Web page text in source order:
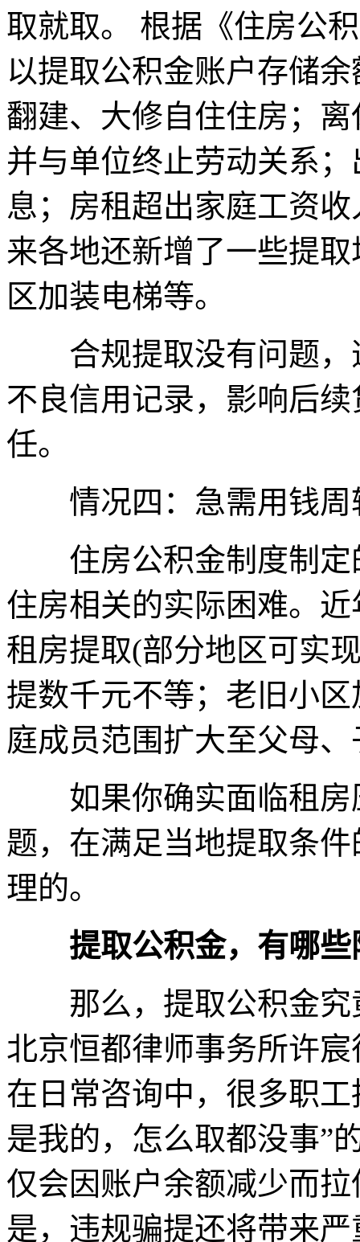
取就取。 根据《住房公
以提取公积金账户存储
翻建、大修自住住房；
并与单位终止劳动关系
息；房租超出家庭工资
来各地还新增了一些提
区加装电梯等。
合规提取没有问题，
不良信用记录，影响后
任。
情况四：急需用钱周
住房公积金制度制定
住房相关的实际困难。
租房提取(部分地区可实
提数千元不等；老旧小
庭成员范围扩大至父母
如果你确实面临租房
题，在满足当地提取条
理的。
提取公积金，有哪
那么，提取公积金究
北京恒都律师事务所许
在日常咨询中，很多职
是我的，怎么取都没事”
仅会因账户余额减少而
是，违规骗提还将带来